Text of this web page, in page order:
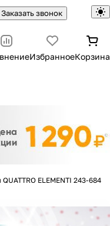
Заказать звонок
ИзбранноеКорзина
ELEMENTI 243-684